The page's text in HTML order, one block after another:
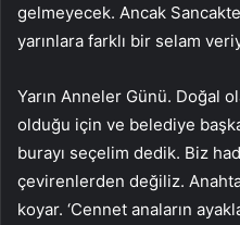
gelmeyecek. Ancak
yarınlara farklı bir selam
Yarın Anneler Günü. Doğal
olduğu için ve belediye
burayı seçelim dedik. Biz
çevirenlerden değiliz.
koyar. ‘Cennet anaların